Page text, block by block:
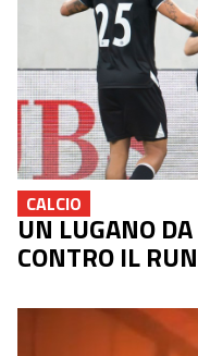
CALCIO
UN LUGANO
CONTRO IL